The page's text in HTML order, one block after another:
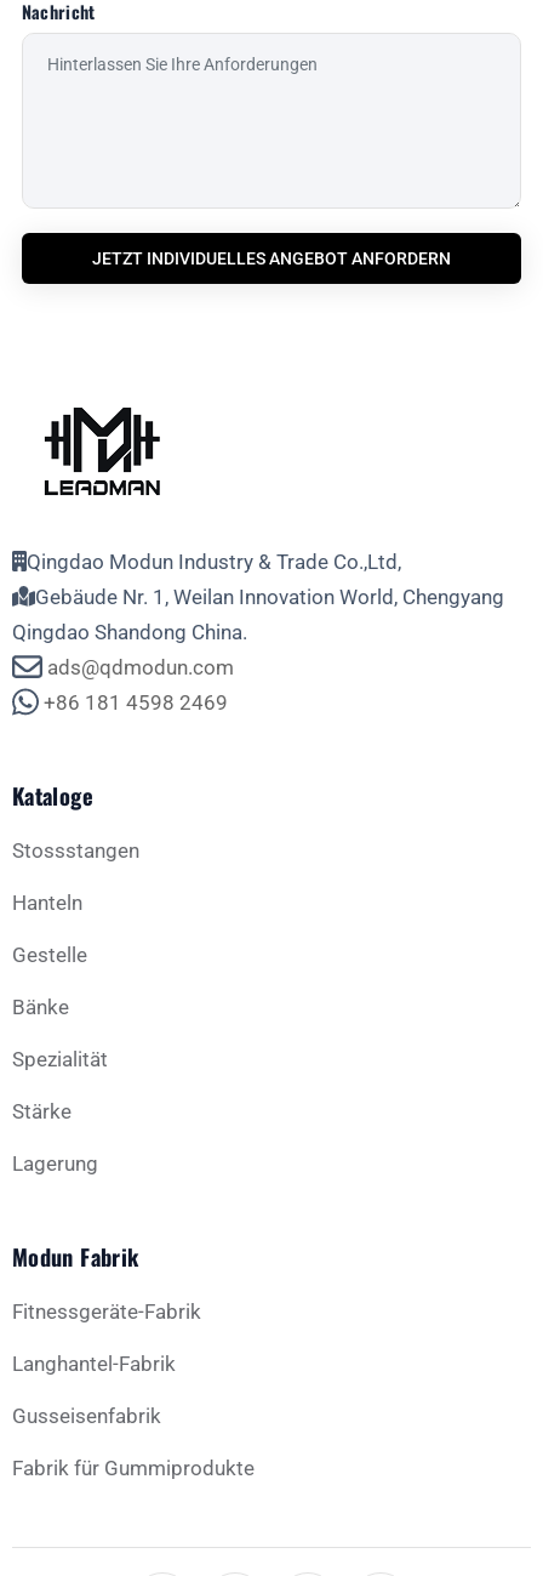
Nachricht
JETZT INDIVIDUELLES ANGEBOT ANFORDERN
Qingdao Modun Industry & Trade Co.,Ltd,
Gebäude Nr. 1, Weilan Innovation World, Chengyang
Qingdao Shandong China.
ads@qdmodun.com
+86 181 4598 2469
Kataloge
Stossstangen
Hanteln
Gestelle
Bänke
Spezialität
Stärke
Lagerung
Modun Fabrik
Fitnessgeräte-Fabrik
Langhantel-Fabrik
Gusseisenfabrik
Fabrik für Gummiprodukte